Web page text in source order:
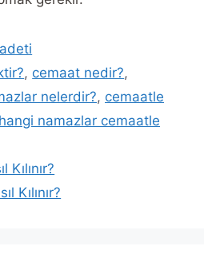
, cemaat nedir?,
nelerdir?, cemaatle
hangi namazlar cemaatle
Kılınır?
Kılınır?